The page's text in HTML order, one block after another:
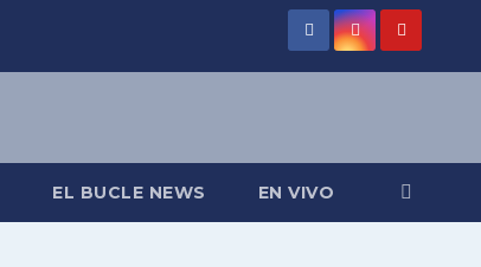
EL BUCLE NEWS EN VIVO